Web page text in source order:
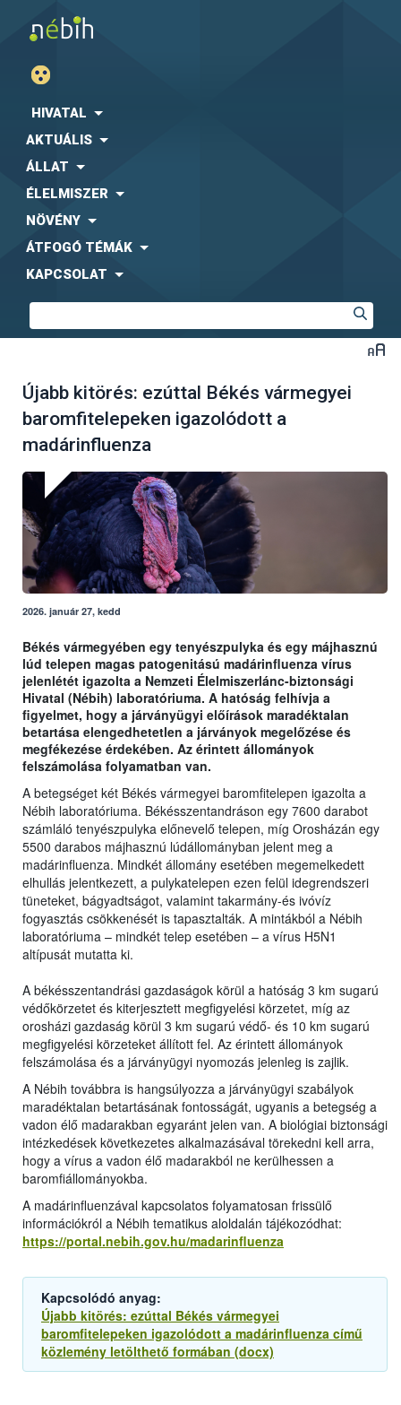
HIVATAL
AKTUÁLIS
ÁLLAT
ÉLELMISZER
NÖVÉNY
ÁTFOGÓ TÉMÁK
KAPCSOLAT
Újabb kitörés: ezúttal Békés vármegyei
baromfitelepeken igazolódott a
madárinfluenza
2026. január 27, kedd
Békés vármegyében egy tenyészpulyka és egy májhasznú
lúd telepen magas patogenitású madárinfluenza vírus
jelenlétét igazolta a Nemzeti Élelmiszerlánc-biztonsági
Hivatal (Nébih) laboratóriuma. A hatóság felhívja a
figyelmet, hogy a járványügyi előírások maradéktalan
betartása elengedhetetlen a járványok megelőzése és
megfékezése érdekében. Az érintett állományok
felszámolása folyamatban van.
A betegséget két Békés vármegyei baromfitelepen igazolta a
Nébih laboratóriuma. Békésszentandráson egy 7600 darabot
számláló tenyészpulyka előnevelő telepen, míg Orosházán egy
5500 darabos májhasznú lúdállományban jelent meg a
madárinfluenza. Mindkét állomány esetében megemelkedett
elhullás jelentkezett, a pulykatelepen ezen felül idegrendszeri
tüneteket, bágyadtságot, valamint takarmány-és ivóvíz
fogyasztás csökkenését is tapasztalták. A mintákból a Nébih
laboratóriuma – mindkét telep esetében – a vírus H5N1
altípusát mutatta ki.
A békésszentandrási gazdaságok körül a hatóság 3 km sugarú
védőkörzetet és kiterjesztett megfigyelési körzetet, míg az
orosházi gazdaság körül 3 km sugarú védő- és 10 km sugarú
megfigyelési körzeteket állított fel. Az érintett állományok
felszámolása és a járványügyi nyomozás jelenleg is zajlik.
A Nébih továbbra is hangsúlyozza a járványügyi szabályok
maradéktalan betartásának fontosságát, ugyanis a betegség a
vadon élő madarakban egyaránt jelen van. A biológiai biztonsági
intézkedések következetes alkalmazásával törekedni kell arra,
hogy a vírus a vadon élő madarakból ne kerülhessen a
baromfiállományokba.
A madárinfluenzával kapcsolatos folyamatosan frissülő
információkról a Nébih tematikus aloldalán tájékozódhat:
https://portal.nebih.gov.hu/madarinfluenza
Kapcsolódó anyag:
Újabb kitörés: ezúttal Békés vármegyei
baromfitelepeken igazolódott a madárinfluenza című
közlemény letölthető formában (docx)